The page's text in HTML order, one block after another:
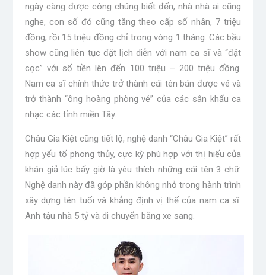
ngày càng được công chúng biết đến, nhà nhà ai cũng
nghe, con số đó cũng tăng theo cấp số nhân, 7 triệu
đồng, rồi 15 triệu đồng chỉ trong vòng 1 tháng. Các bầu
show cũng liên tục đặt lịch diễn với nam ca sĩ và “đặt
cọc” với số tiền lên đến 100 triệu – 200 triệu đồng.
Nam ca sĩ chính thức trở thành cái tên bán được vé và
trở thành “ông hoàng phòng vé” của các sân khấu ca
nhạc các tỉnh miền Tây.
Châu Gia Kiệt cũng tiết lộ, nghệ danh “Châu Gia Kiệt” rất
hợp yếu tố phong thủy, cực kỳ phù hợp với thị hiếu của
khán giả lúc bấy giờ là yêu thích những cái tên 3 chữ.
Nghệ danh này đã góp phần không nhỏ trong hành trình
xây dựng tên tuổi và khẳng định vị thế của nam ca sĩ.
Anh tậu nhà 5 tỷ và di chuyển bằng xe sang.